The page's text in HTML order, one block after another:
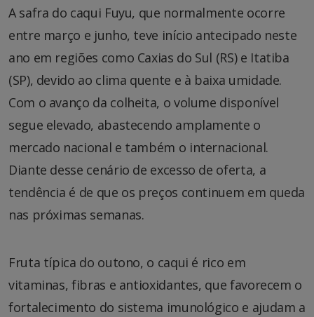
A safra do caqui Fuyu, que normalmente ocorre
entre março e junho, teve início antecipado neste
ano em regiões como Caxias do Sul (RS) e Itatiba
(SP), devido ao clima quente e à baixa umidade.
Com o avanço da colheita, o volume disponível
segue elevado, abastecendo amplamente o
mercado nacional e também o internacional.
Diante desse cenário de excesso de oferta, a
tendência é de que os preços continuem em queda
nas próximas semanas.
Fruta típica do outono, o caqui é rico em
vitaminas, fibras e antioxidantes, que favorecem o
fortalecimento do sistema imunológico e ajudam a